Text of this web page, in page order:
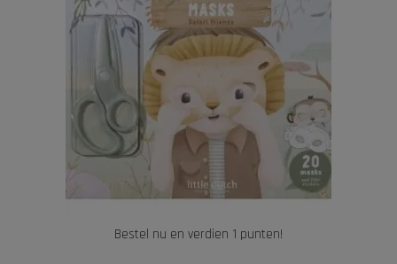
Bestel nu en verdien 1 punten!